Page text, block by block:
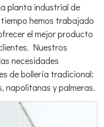
planta industrial de
hemos trabajado
el mejor producto
Nuestros
necesidades
de bollería tradicional:
napolitanas y palmeras.